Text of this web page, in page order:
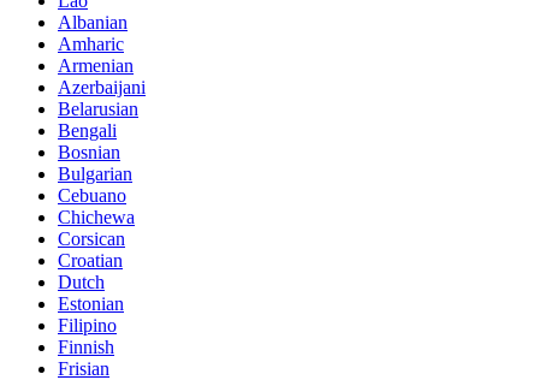
Albanian
Amharic
Armenian
Azerbaijani
Belarusian
Bengali
Bosnian
Bulgarian
Cebuano
Chichewa
Corsican
Croatian
Dutch
Estonian
Filipino
Finnish
Frisian